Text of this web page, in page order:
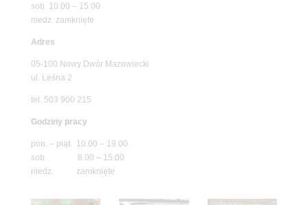
sob. 10.00 – 15.00
niedz. zamknięte
Adres
05-100 Nowy Dwór Mazowiecki
ul. Leśna 2
tel. 503 900 215
Godziny pracy
pon. – piąt. 10.00 – 19.00
sob. 8.00 – 15.00
niedz. zamknięte